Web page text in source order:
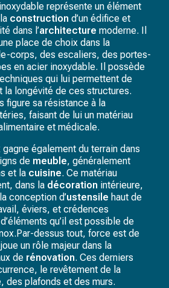
inoxydable représente un élément
construction d’un édifice et
dans l’architecture moderne. Il
place de choix dans la
corps, des escaliers, des portes-
en acier inoxydable. Il possède
qui lui permettent de
la longévité de ces structures.
figure sa résistance à la
faisant de lui un matériau
et médicale.
gagne également du terrain dans
de meuble, généralement
et la cuisine. Ce matériau
dans la décoration intérieure,
conception d’ustensile haut de
éviers, et crédences
qu’il est possible de
dessus tout, force est de
un rôle majeur dans la
de rénovation. Ces derniers
le revêtement de la
des plafonds et des murs.